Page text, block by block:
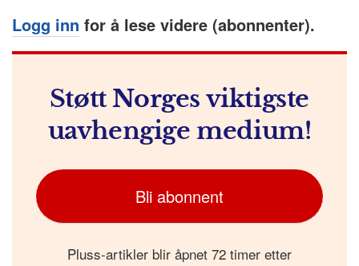
k r
Logg inn for å lese videre (abonnenter).
Støtt Norges viktigste
uavhengige medium!
Bli abonnent
Pluss-artikler blir åpnet 72 timer etter